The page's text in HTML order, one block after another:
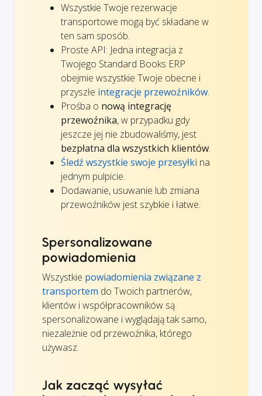
Wszystkie Twoje rezerwacje
transportowe mogą być składane w
ten sam sposób.
Proste API: Jedna integracja z
Twojego Standard Books ERP
obejmie wszystkie Twoje obecne i
przyszłe integracje przewoźników.
Prośba o nową integrację
przewoźnika, w przypadku gdy
jeszcze jej nie zbudowaliśmy, jest
bezpłatna dla wszystkich klientów.
Śledź wszystkie swoje przesyłki na
jednym pulpicie.
Dodawanie, usuwanie lub zmiana
przewoźników jest szybkie i łatwe.
Spersonalizowane
powiadomienia
Wszystkie powiadomienia związane z
transportem do Twoich partnerów,
klientów i współpracowników są
spersonalizowane i wyglądają tak samo,
niezależnie od przewoźnika, którego
używasz.
Jak zacząć wysyłać